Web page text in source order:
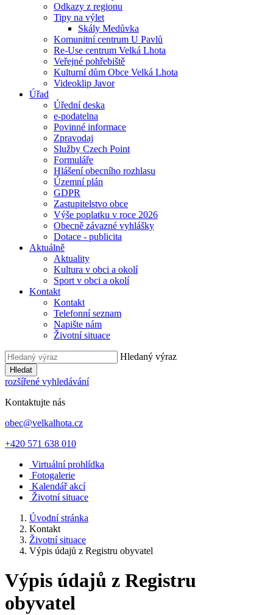
Odkazy z regionu
Tipy na výlet
Skály Medůvka
Komunitní centrum U Pavlů
Re-Use centrum Velká Lhota
Veřejné pohřebiště
Kulturní dům Obce Velká Lhota
Videoklip Javor
Úřad
Úřední deska
e-podatelna
Povinné informace
Zpravodaj
Služby Czech Point
Formuláře
Hlášení obecního rozhlasu
Územní plán
GDPR
Zastupitelstvo obce
Výše poplatku v roce 2026
Obecně závazné vyhlášky
Dotace - publicita
Aktuálně
Aktuality
Kultura v obci a okolí
Sport v obci a okolí
Kontakt
Kontakt
Telefonní seznam
Napište nám
Životní situace
Hledaný výraz
Hledat
rozšířené vyhledávání
Kontaktujte nás
obec@velkalhota.cz
+420 571 638 010
Virtuální prohlídka
Fotogalerie
Kalendář akcí
Životní situace
Úvodní stránka
Kontakt
Životní situace
Výpis údajů z Registru obyvatel
Výpis údajů z Registru
obyvatel